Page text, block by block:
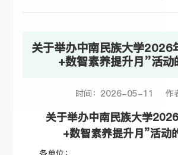
关于举办中南民族大学2026
+数智素养提升月”活动
时间：2026-05-11 作者
关于举办中南民族大学
+数智素养提升月”活动